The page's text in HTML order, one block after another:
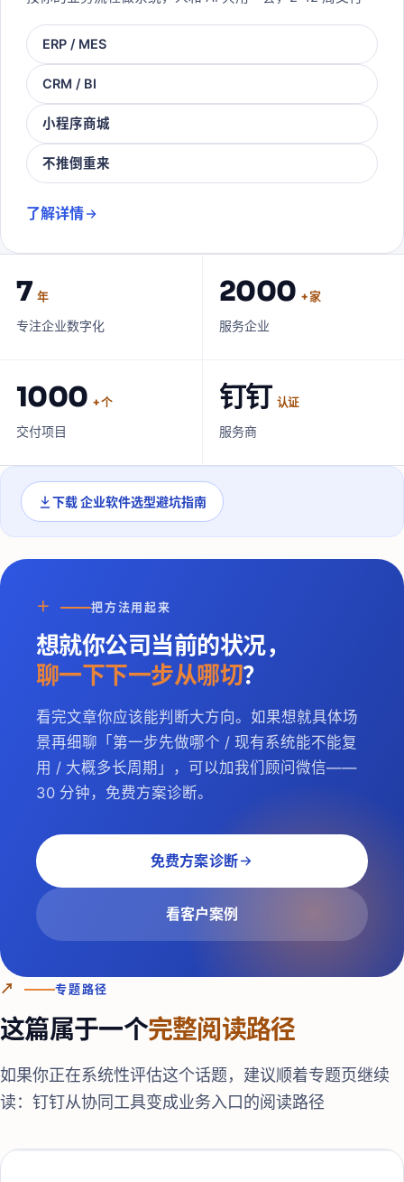
ERP / MES
CRM / BI
小程序商城
不推倒重来
了解详情
7 年
专注企业数字化
2000 + 家
服务企业
1000 + 个
交付项目
钉钉 认证
服务商
下载企业软件选型避坑指南
＋ 把方法用起来
想就你公司当前的状况，
聊一下下一步从哪切？
看完文章你应该能判断大方向。如果想就具体场
景再细聊「第一步先做哪个 / 现有系统能不能复
用 / 大概多长周期」，可以加我们顾问微信——
30 分钟，免费方案诊断。
免费方案诊断
看客户案例
↗ 专题路径
这篇属于一个完整阅读路径
如果你正在系统性评估这个话题，建议顺着专题页继续
读： 钉钉从协同工具变成业务入口的阅读路径